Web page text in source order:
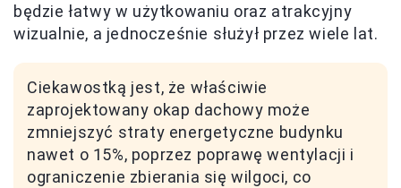
będzie łatwy w użytkowaniu oraz atrakcyjny
wizualnie, a jednocześnie służył przez wiele lat.
Ciekawostką jest, że właściwie
zaprojektowany okap dachowy może
zmniejszyć straty energetyczne budynku
nawet o 15%, poprzez poprawę wentylacji i
ograniczenie zbierania się wilgoci, co